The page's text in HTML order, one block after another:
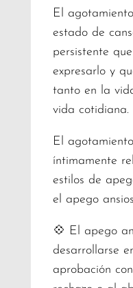
El
estado de
persistente
expresarlo y
tanto en la
vida cotidiana.
El
íntimamente
estilos de
el apego
💠 El apego
desarrollarse
aprobación